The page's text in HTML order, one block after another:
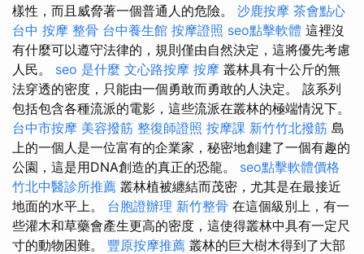
樣性，而且威脅著一個普通人的危險。 沙鹿按摩 茶會點心
台中 按摩 整骨 台中養生館 按摩證照 seo點擊軟體 這裡沒
有什麼可以遵守法律的，規則僅由自然決定，這將優先考慮
人民。 seo 是什麼 文心路按摩 按摩 叢林具有十公斤的無
法穿透的密度，只能由一個勇敢而勇敢的人決定。 該系列
包括包含各種流派的電影，這些流派在叢林的極端情況下。
台中市按摩 美容撥筋 整復師證照 按摩課 新竹竹北撥筋 島
上的一個人是一位富有的企業家，秘密地創建了一個有趣的
公園，這是用DNA創造的真正的恐龍。 seo點擊軟體價格
竹北中醫診所推薦 叢林植被纏結而茂密，尤其是在最接近
地面的水平上。 台胞證辦理 新竹整骨 在這個級別上，有一
些灌木和草藥會產生更高的密度，這使得叢林中具有一定尺
寸的動物困難。 豐原按摩推薦 叢林的巨大樹木得到了大部